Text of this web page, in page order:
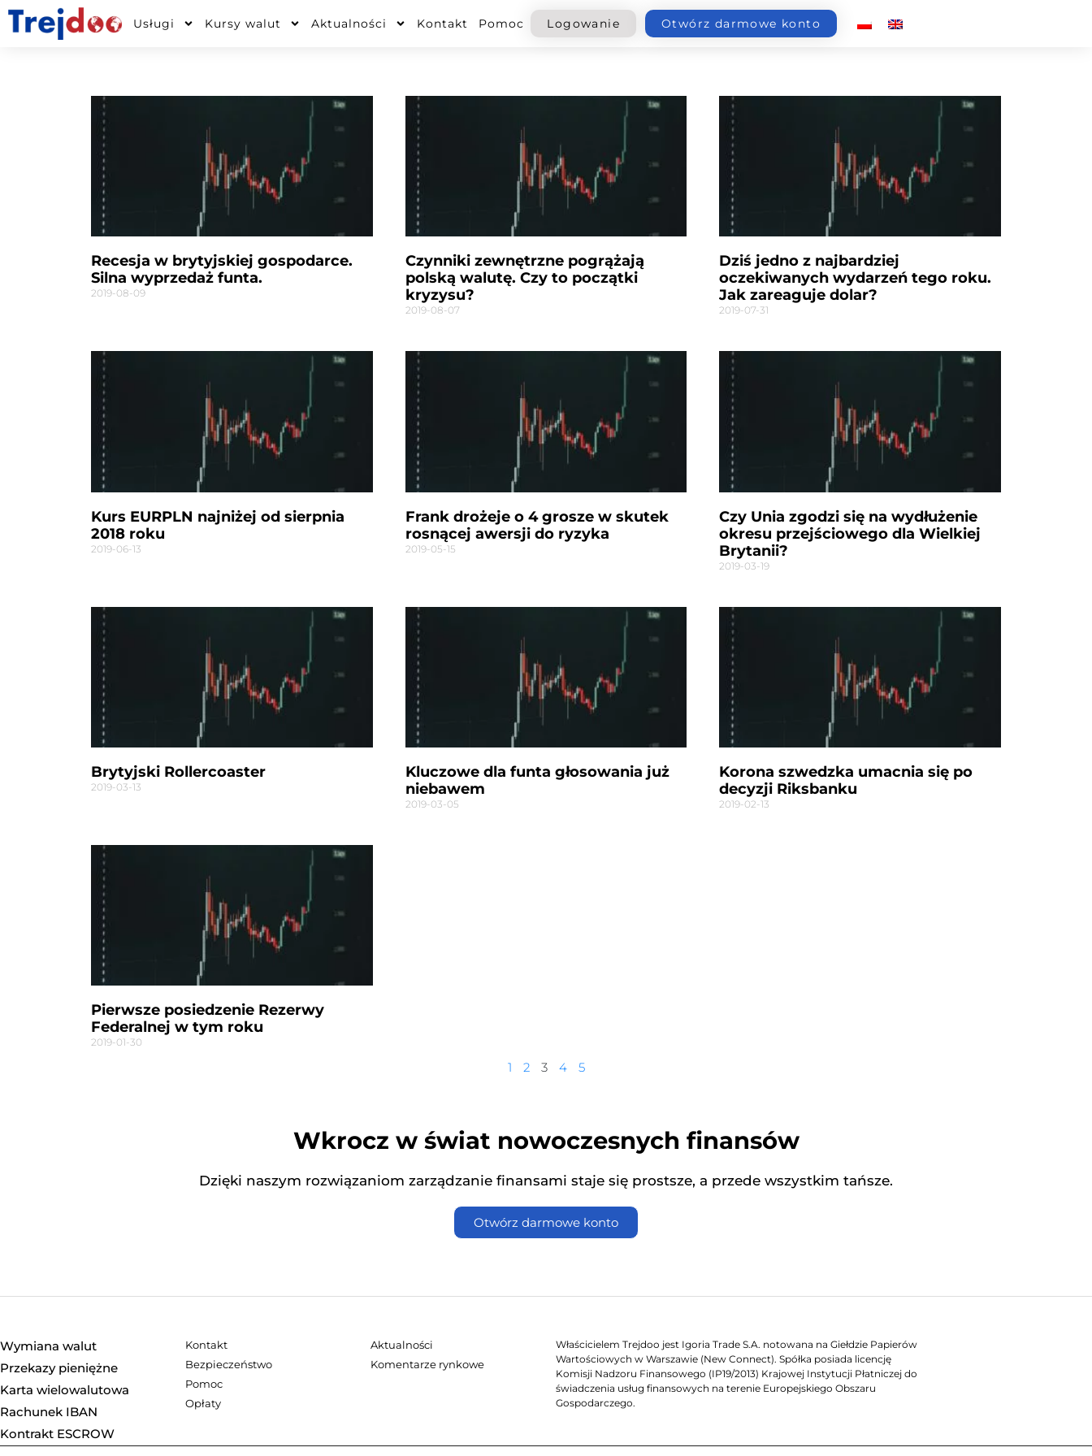
Przejdź
Usługi Kursy walut Aktualności Kontakt Pomoc Logowanie Otwórz darmowe konto
Recesja w brytyjskiej gospodarce.
Silna wyprzedaż funta.
2019-08-09
Czynniki zewnętrzne pogrążają
polską walutę. Czy to początki
kryzysu?
2019-08-07
Dziś jedno z najbardziej
oczekiwanych wydarzeń tego roku.
Jak zareaguje dolar?
2019-07-31
Kurs EURPLN najniżej od sierpnia
2018 roku
2019-06-13
Frank drożeje o 4 grosze w skutek
rosnącej awersji do ryzyka
2019-05-15
Czy Unia zgodzi się na wydłużenie
okresu przejściowego dla Wielkiej
Brytanii?
2019-03-19
Brytyjski Rollercoaster
2019-03-13
Kluczowe dla funta głosowania już
niebawem
2019-03-05
Korona szwedzka umacnia się po
decyzji Riksbanku
2019-02-13
Pierwsze posiedzenie Rezerwy
Federalnej w tym roku
2019-01-30
1 2 3 4 5
Wkrocz w świat nowoczesnych finansów
Dzięki naszym rozwiązaniom zarządzanie finansami staje się prostsze, a przede wszystkim tańsze.
Otwórz darmowe konto
Wymiana walut
Przekazy pieniężne
Karta wielowalutowa
Rachunek IBAN
Kontrakt ESCROW
Kontakt
Bezpieczeństwo
Pomoc
Opłaty
Aktualności
Komentarze rynkowe
Właścicielem Trejdoo jest Igoria Trade S.A. notowana na Giełdzie Papierów
Wartościowych w Warszawie (New Connect). Spółka posiada licencję
Komisji Nadzoru Finansowego (IP19/2013) Krajowej Instytucji Płatniczej do
świadczenia usług finansowych na terenie Europejskiego Obszaru
Gospodarczego.